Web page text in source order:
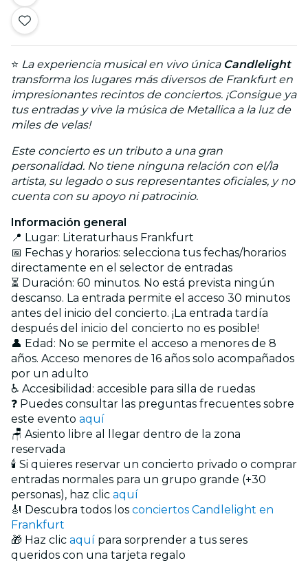
⭐ La experiencia musical en vivo única Candlelight
transforma los lugares más diversos de Frankfurt en
impresionantes recintos de conciertos. ¡Consigue ya
tus entradas y vive la música de Metallica a la luz de
miles de velas!
Este concierto es un tributo a una gran
personalidad. No tiene ninguna relación con el/la
artista, su legado o sus representantes oficiales, y no
cuenta con su apoyo ni patrocinio.
Información general
📍 Lugar: Literaturhaus Frankfurt
📅 Fechas y horarios: selecciona tus fechas/horarios
directamente en el selector de entradas
⏳ Duración: 60 minutos. No está prevista ningún
descanso. La entrada permite el acceso 30 minutos
antes del inicio del concierto. ¡La entrada tardía
después del inicio del concierto no es posible!
👤 Edad: No se permite el acceso a menores de 8
años. Acceso menores de 16 años solo acompañados
por un adulto
♿ Accesibilidad: accesible para silla de ruedas
❓ Puedes consultar las preguntas frecuentes sobre
este evento aquí
🪑 Asiento libre al llegar dentro de la zona
reservada
🕯️ Si quieres reservar un concierto privado o comprar
entradas normales para un grupo grande (+30
personas), haz clic aquí
🎻 Descubra todos los conciertos Candlelight en
Frankfurt
🎁 Haz clic aquí para sorprender a tus seres
queridos con una tarjeta regalo